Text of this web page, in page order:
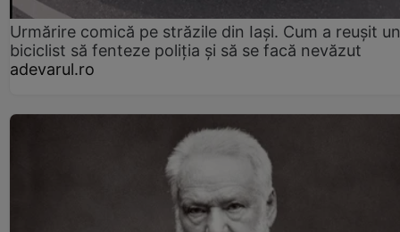
Urmărire comică pe străzile din Iași. Cum a reușit un
biciclist să fenteze poliția și să se facă nevăzut
adevarul.ro